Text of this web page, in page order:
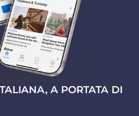
A PORTATA DI